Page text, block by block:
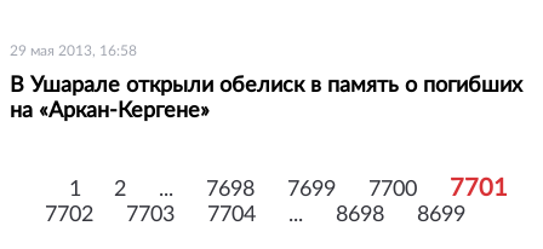
29 мая 2013, 16:58
В Ушарале открыли обелиск в память о погибших
на «Аркан-Кергене»
1 2 ... 7698 7699 7700 7701
7702 7703 7704 ... 8698 8699